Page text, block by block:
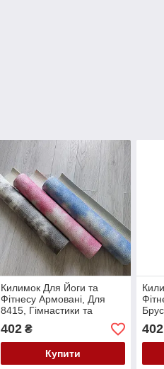
Килимок Для Йоги та
Фітнесу Армовані, Для
8415, Гімнастики та
Танців. ЙогаМат із
малюнком 4 мм
402₴
Купити
402